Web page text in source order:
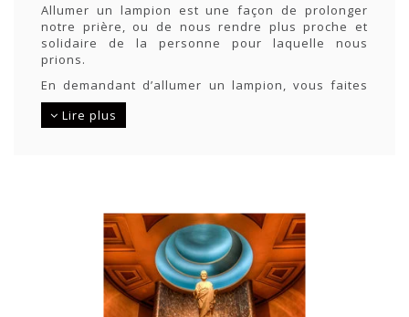
Allumer un lampion est une façon de prolonger
notre prière, ou de nous rendre plus proche et
solidaire de la personne pour laquelle nous
prions.
En demandant d’allumer un lampion, vous faites
un don à l’Oratoire. Selon votre choix, un religieux
de la Congrégation de Sainte-Croix allumera un
Lire plus